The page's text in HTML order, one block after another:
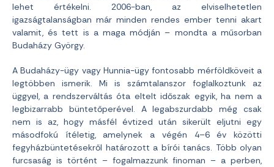
lehet értékelni. 2006-ban, az elviselhetetlen
igazságtalanságban már minden rendes ember tenni akart
valamit, és tett is a maga módján – mondta a műsorban
Budaházy György.
A Budaházy-ügy vagy Hunnia-ügy fontosabb mérföldköveit a
legtöbben ismerik. Mi is számtalanszor foglalkoztunk az
üggyel, a rendszerváltás óta eltelt időszak egyik, ha nem a
legbizarrabb büntetőperével. A legabszurdabb még csak
nem is az, hogy másfél évtized után sikerült eljutni egy
másodfokú ítéletig, amelynek a végén 4–6 év közötti
fegyházbüntetésekről határozott a bírói tanács. Több olyan
furcsaság is történt – fogalmazzunk finoman – a perben,